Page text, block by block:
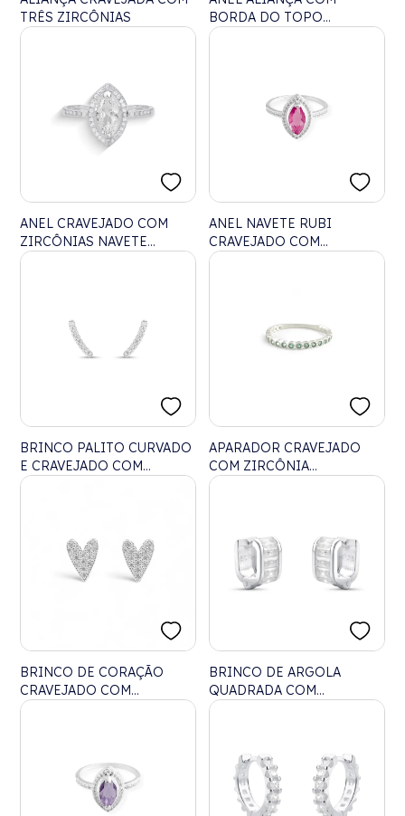
TRÊS ZIRCÔNIAS
BORDA DO TOPO
CRAVEJADA COM
ANEL CRAVEJADO COM
ZIRCÔNIAS NAVETE
CRISTAL
ANEL NAVETE RUBI
CRAVEJADO COM
ZIRCÔNIAS
BRINCO PALITO CURVADO
E CRAVEJADO COM
ZIRCÔNIA
APARADOR CRAVEJADO
COM ZIRCÔNIA
TURMALINA DA PARAÍBA
BRINCO DE CORAÇÃO
CRAVEJADO COM
ZIRCÔNIA
BRINCO DE ARGOLA
QUADRADA COM
ZIRCÔNIAS